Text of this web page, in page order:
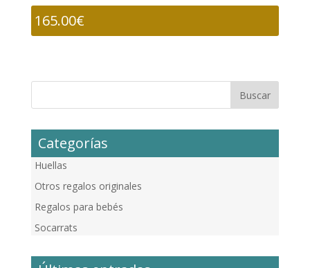
165.00€
Categorías
Huellas
Otros regalos originales
Regalos para bebés
Socarrats